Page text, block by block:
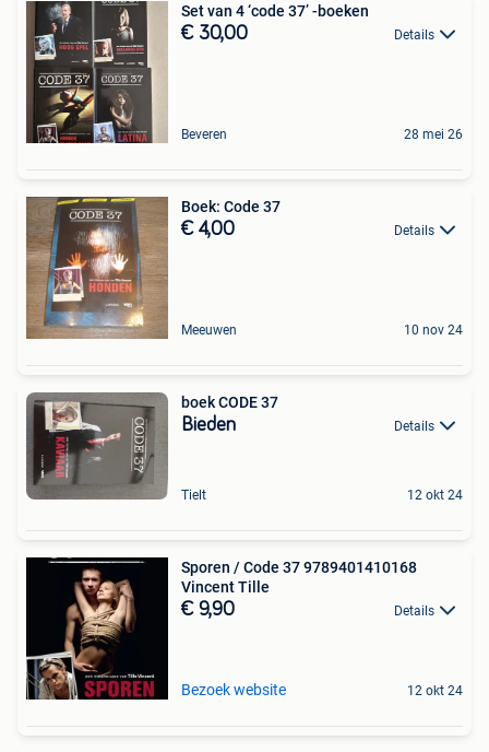
Set van 4 ‘code 37’ -boeken
€ 30,00 Details
Beveren 28 mei 26
Boek: Code 37
€ 4,00 Details
Meeuwen 10 nov 24
boek CODE 37
Bieden Details
Tielt 12 okt 24
Sporen / Code 37 9789401410168
Vincent Tille
€ 9,90 Details
Bezoek website 12 okt 24